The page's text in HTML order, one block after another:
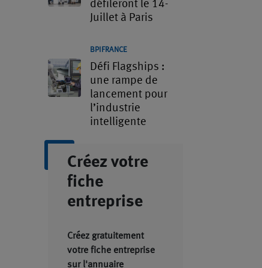
défileront le 14-
Juillet à Paris
BPIFRANCE
Défi Flagships :
une rampe de
lancement pour
l’industrie
intelligente
Créez votre
fiche
entreprise
Créez gratuitement
votre fiche entreprise
sur l'annuaire